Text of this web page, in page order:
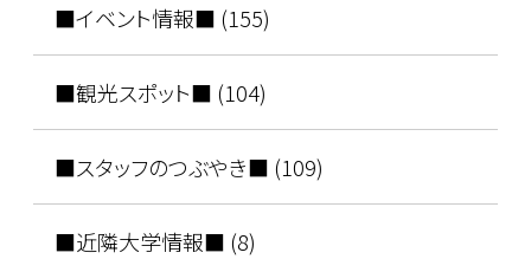
■イベント情報■ (155)
■観光スポット■ (104)
■スタッフのつぶやき■ (109)
■近隣大学情報■ (8)